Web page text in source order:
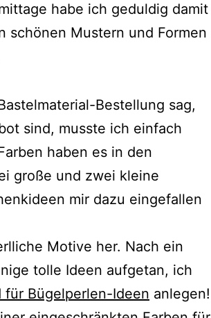
habe ich geduldig damit
schönen Mustern und Formen
Bestellung sag,
sind, musste ich einfach
haben es in den
große und zwei kleine
mir dazu eingefallen
Motive her. Nach ein
tolle Ideen aufgetan, ich
für Bügelperlen-Ideen anlegen!